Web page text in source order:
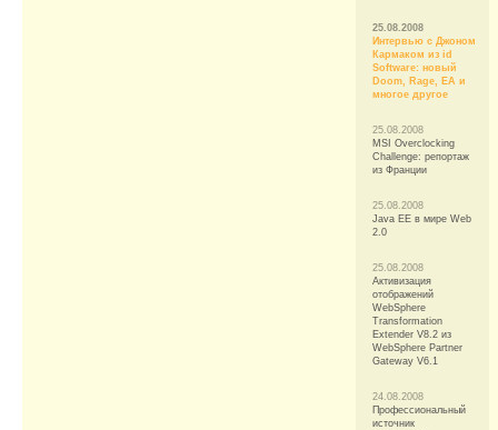
25.08.2008
Интервью с Джоном
Кармаком из id
Software: новый
Doom, Rage, EA и
многое другое
25.08.2008
MSI Overclocking
Challenge: репортаж
из Франции
25.08.2008
Java EE в мире Web
2.0
25.08.2008
Активизация
отображений
WebSphere
Transformation
Extender V8.2 из
WebSphere Partner
Gateway V6.1
24.08.2008
Профессиональный
источник